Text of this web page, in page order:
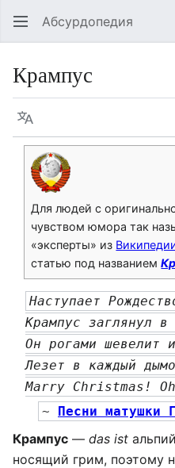
Абсурдопедия
Крампус
Язык
Для людей с
чувством юмора так
«эксперты» из
статью под названием
Наступает
Крампус заглянул в
Он рогами шевелит
Лезет в каждый
Marry Christmas!
~ Песни матушки
Крампус — das ist
носящий грим, поэтому